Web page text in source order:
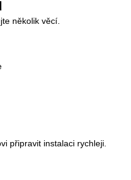
několik věcí.
připravit instalaci rychleji.